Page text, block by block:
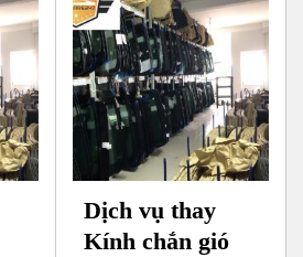
Dịch vụ thay
Kính chắn gió